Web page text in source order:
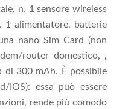
n. 1 sensore wireless
1 alimentatore, batterie
nano Sim Card (non
router domestico, ,
di 300 mAh. È possibile
IOS): essa può essere
rende più comodo